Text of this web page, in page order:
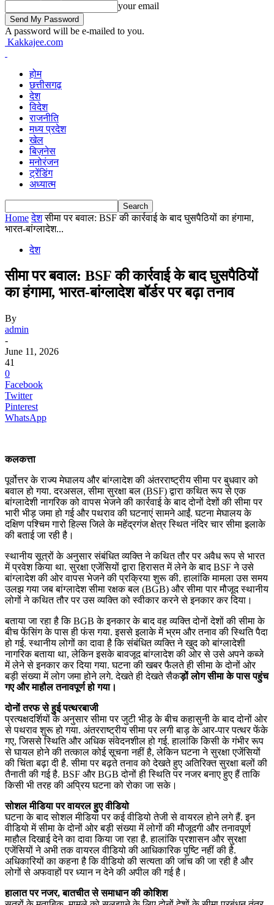
your email
A password will be e-mailed to you.
Kakkajee.com
होम
छत्तीसगढ़
देश
विदेश
राजनीति
मध्य प्रदेश
खेल
बिज़नेस
मनोरंजन
ट्रेंडिंग
अध्यात्म
Home देश सीमा पर बवाल: BSF की कार्रवाई के बाद घुसपैठियों का हंगामा,
भारत-बांग्लादेश...
देश
सीमा पर बवाल: BSF की कार्रवाई के बाद घुसपैठियों
का हंगामा, भारत-बांग्लादेश बॉर्डर पर बढ़ा तनाव
By
admin
-
June 11, 2026
41
0
Facebook
Twitter
Pinterest
WhatsApp
कलकत्ता
पूर्वोत्तर के राज्य मेघालय और बांग्लादेश की अंतरराष्ट्रीय सीमा पर बुधवार को
बवाल हो गया. दरअसल, सीमा सुरक्षा बल (BSF) द्वारा कथित रूप से एक
बांग्लादेशी नागरिक को वापस भेजने की कार्रवाई के बाद दोनों देशों की सीमा पर
भारी भीड़ जमा हो गई और पथराव की घटनाएं सामने आईं. घटना मेघालय के
दक्षिण पश्चिम गारो हिल्स जिले के महेंद्रगंज क्षेत्र स्थित नंदिर चार सीमा इलाके
की बताई जा रही है।
स्थानीय सूत्रों के अनुसार संबंधित व्यक्ति ने कथित तौर पर अवैध रूप से भारत
में प्रवेश किया था. सुरक्षा एजेंसियों द्वारा हिरासत में लेने के बाद BSF ने उसे
बांग्लादेश की ओर वापस भेजने की प्रक्रिया शुरू की. हालांकि मामला उस समय
उलझ गया जब बांग्लादेश सीमा रक्षक बल (BGB) और सीमा पार मौजूद स्थानीय
लोगों ने कथित तौर पर उस व्यक्ति को स्वीकार करने से इनकार कर दिया।
बताया जा रहा है कि BGB के इनकार के बाद वह व्यक्ति दोनों देशों की सीमा के
बीच फेंसिंग के पास ही फंस गया. इससे इलाके में भ्रम और तनाव की स्थिति पैदा
हो गई. स्थानीय लोगों का दावा है कि संबंधित व्यक्ति ने खुद को बांग्लादेशी
नागरिक बताया था, लेकिन इसके बावजूद बांग्लादेश की ओर से उसे अपने कब्जे
में लेने से इनकार कर दिया गया. घटना की खबर फैलते ही सीमा के दोनों ओर
बड़ी संख्या में लोग जमा होने लगे. देखते ही देखते सैकड़ों लोग सीमा के पास पहुंच
गए और माहौल तनावपूर्ण हो गया।
दोनों तरफ से हुई पत्थरबाजी
प्रत्यक्षदर्शियों के अनुसार सीमा पर जुटी भीड़ के बीच कहासुनी के बाद दोनों ओर
से पथराव शुरू हो गया. अंतरराष्ट्रीय सीमा पर लगी बाड़ के आर-पार पत्थर फेंके
गए, जिससे स्थिति और अधिक संवेदनशील हो गई. हालांकि किसी के गंभीर रूप
से घायल होने की तत्काल कोई सूचना नहीं है, लेकिन घटना ने सुरक्षा एजेंसियों
की चिंता बढ़ा दी है. सीमा पर बढ़ते तनाव को देखते हुए अतिरिक्त सुरक्षा बलों की
तैनाती की गई है. BSF और BGB दोनों ही स्थिति पर नजर बनाए हुए हैं ताकि
किसी भी तरह की अप्रिय घटना को रोका जा सके।
सोशल मीडिया पर वायरल हुए वीडियो
घटना के बाद सोशल मीडिया पर कई वीडियो तेजी से वायरल होने लगे हैं. इन
वीडियो में सीमा के दोनों ओर बड़ी संख्या में लोगों की मौजूदगी और तनावपूर्ण
माहौल दिखाई देने का दावा किया जा रहा है. हालांकि प्रशासन और सुरक्षा
एजेंसियों ने अभी तक वायरल वीडियो की आधिकारिक पुष्टि नहीं की है.
अधिकारियों का कहना है कि वीडियो की सत्यता की जांच की जा रही है और
लोगों से अफवाहों पर ध्यान न देने की अपील की गई है।
हालात पर नजर, बातचीत से समाधान की कोशिश